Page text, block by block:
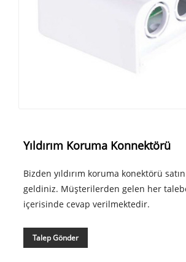
Yıldırım Koruma Konnektörü
Bizden yıldırım koruma konektörü
geldiniz. Müşterilerden gelen her
içerisinde cevap verilmektedir.
Talep Gönder